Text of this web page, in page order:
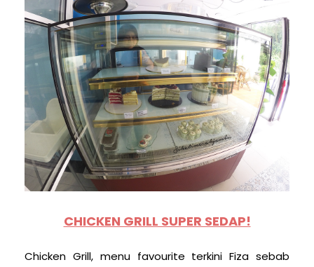
CHICKEN GRILL SUPER SEDAP!
Chicken Grill, menu favourite terkini Fiza sebab